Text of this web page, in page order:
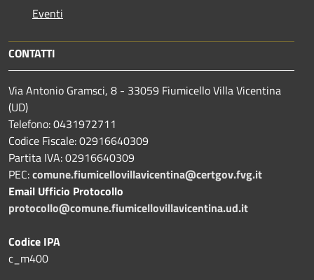
Eventi
CONTATTI
Via Antonio Gramsci, 8 - 33059 Fiumicello Villa Vicentina
(UD)
Telefono: 0431972711
Codice Fiscale: 02916640309
Partita IVA: 02916640309
PEC:comune.fiumicellovillavicentina@certgov.fvg.it
Email Ufficio Protocollo
protocollo@comune.fiumicellovillavicentina.ud.it
Codice IPA
c_m400